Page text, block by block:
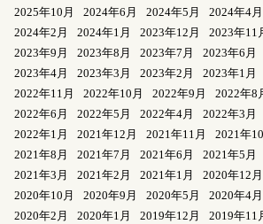
2025年10月
2024年6月 2024年5月 2024年4月
2024年2月
2024年1月 2023年12月 2023年11
2023年9月
2023年8月 2023年7月 2023年6月
2023年4月
2023年3月 2023年2月 2023年1月
2022年11月
2022年10月 2022年9月 2022年8
2022年6月
2022年5月 2022年4月 2022年3月
2022年1月
2021年12月 2021年11月 2021年
2021年8月
2021年7月 2021年6月 2021年5月
2021年3月
2021年2月 2021年1月 2020年12月
2020年10月
2020年9月 2020年5月 2020年4月
2020年2月
2020年1月 2019年12月 2019年11